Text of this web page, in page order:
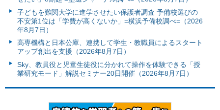
子どもを難関大学に進学させたい保護者調査 予備校選びの
不安第1位は「学費が高くないか」=横浜予備校調べ=（2026
年8月7日）
高専機構と日本公庫、連携して学生・教職員によるスタート
アップ創出を支援（2026年8月7日）
Sky、教員役と児童生徒役に分かれて操作を体験できる「授
業研究モード」解説セミナー20日開催（2026年8月7日）